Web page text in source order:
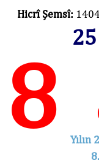
Hicrî Şemsî:
8
Yılın